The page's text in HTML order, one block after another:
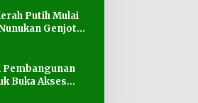
Putih Mulai
Genjot
Pembangunan
Buka Akses